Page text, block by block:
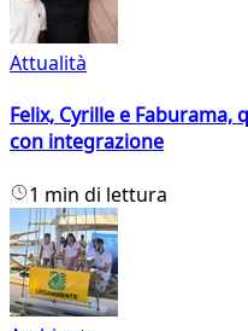
Attualità
Felix, Cyrille e
con integrazione
1 min di lettura